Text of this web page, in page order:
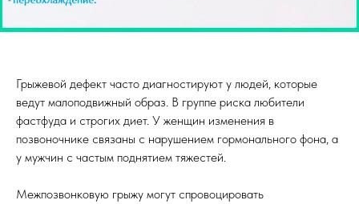
Грыжевой дефект часто диагностируют у людей, которые
ведут малоподвижный образ. В группе риска любители
фастфуда и строгих диет. У женщин изменения в
позвоночнике связаны с нарушением гормонального фона, а
у мужчин с частым поднятием тяжестей.
Межпозвонковую грыжу могут спровоцировать